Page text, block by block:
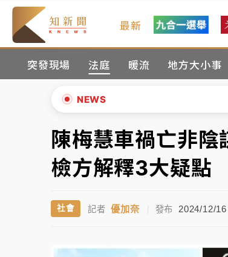
最新
突發現場 法庭 暖流 地方大小事
NEWS
暑假過三周才推「E宿新北打卡趣
中信慈善基金會想增加董事人數！
故宮《龍藏經》特展第2檔！今線
台東農業處長涉圖利渡假村！東檢
女律師陳昱瑄詐慈濟10億！黃金
▲
▼
陳梅慧車禍亡非
檢方解釋3大疑
社會 記者 優加奈 | 發布 2024/12/